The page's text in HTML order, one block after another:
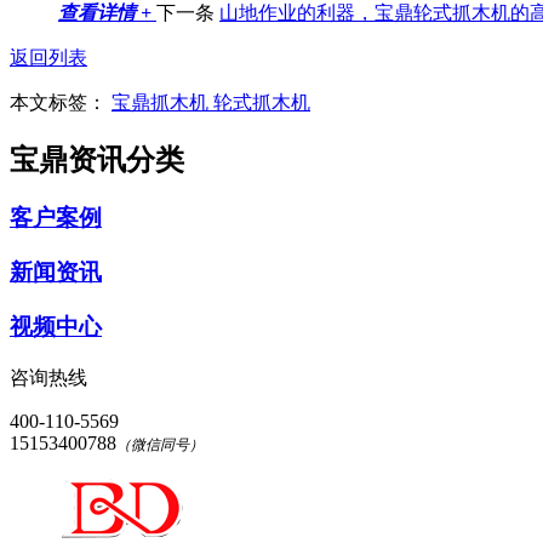
查看详情 + 下一条 山地作业的利器，宝鼎轮式抓木机的
返回列表
本文标签： 宝鼎抓木机 轮式抓木机
宝鼎资讯分类
客户案例
新闻资讯
视频中心
咨询热线
400-110-5569
15153400788 （微信同号）